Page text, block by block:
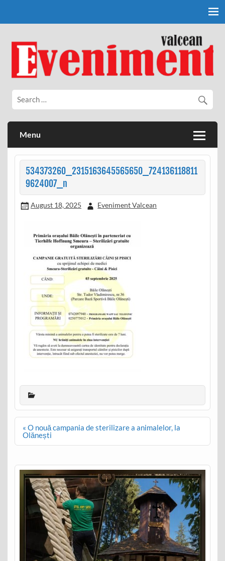
Eveniment Valcean
Menu
534373260_2315163645565650_724136118811
9624007_n
August 18, 2025 Eveniment Valcean
Post
navigation
« O nouă campania de sterilizare a animalelor, la
Olănești